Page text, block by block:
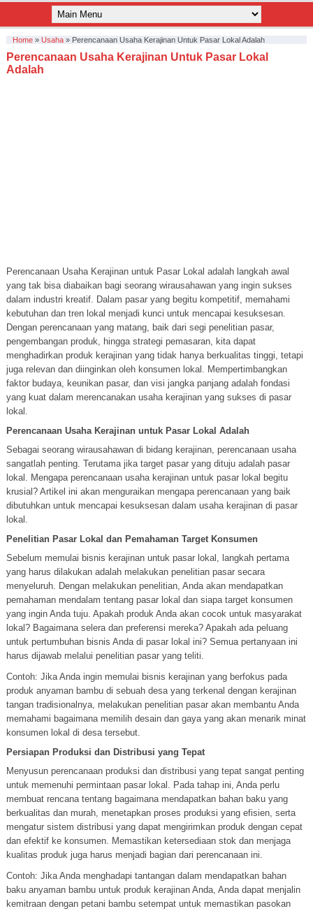
Home» Usaha» Perencanaan Usaha Kerajinan Untuk Pasar Lokal Adalah
Perencanaan Usaha Kerajinan Untuk Pasar Lokal
Adalah
Perencanaan Usaha Kerajinan untuk Pasar Lokal adalah langkah awal
yang tak bisa diabaikan bagi seorang wirausahawan yang ingin sukses
dalam industri kreatif. Dalam pasar yang begitu kompetitif, memahami
kebutuhan dan tren lokal menjadi kunci untuk mencapai kesuksesan.
Dengan perencanaan yang matang, baik dari segi penelitian pasar,
pengembangan produk, hingga strategi pemasaran, kita dapat
menghadirkan produk kerajinan yang tidak hanya berkualitas tinggi, tetapi
juga relevan dan diinginkan oleh konsumen lokal. Mempertimbangkan
faktor budaya, keunikan pasar, dan visi jangka panjang adalah fondasi
yang kuat dalam merencanakan usaha kerajinan yang sukses di pasar
lokal.
Perencanaan Usaha Kerajinan untuk Pasar Lokal Adalah
Sebagai seorang wirausahawan di bidang kerajinan, perencanaan usaha
sangatlah penting. Terutama jika target pasar yang dituju adalah pasar
lokal. Mengapa perencanaan usaha kerajinan untuk pasar lokal begitu
krusial? Artikel ini akan menguraikan mengapa perencanaan yang baik
dibutuhkan untuk mencapai kesuksesan dalam usaha kerajinan di pasar
lokal.
Penelitian Pasar Lokal dan Pemahaman Target Konsumen
Sebelum memulai bisnis kerajinan untuk pasar lokal, langkah pertama
yang harus dilakukan adalah melakukan penelitian pasar secara
menyeluruh. Dengan melakukan penelitian, Anda akan mendapatkan
pemahaman mendalam tentang pasar lokal dan siapa target konsumen
yang ingin Anda tuju. Apakah produk Anda akan cocok untuk masyarakat
lokal? Bagaimana selera dan preferensi mereka? Apakah ada peluang
untuk pertumbuhan bisnis Anda di pasar lokal ini? Semua pertanyaan ini
harus dijawab melalui penelitian pasar yang teliti.
Contoh: Jika Anda ingin memulai bisnis kerajinan yang berfokus pada
produk anyaman bambu di sebuah desa yang terkenal dengan kerajinan
tangan tradisionalnya, melakukan penelitian pasar akan membantu Anda
memahami bagaimana memilih desain dan gaya yang akan menarik minat
konsumen lokal di desa tersebut.
Persiapan Produksi dan Distribusi yang Tepat
Menyusun perencanaan produksi dan distribusi yang tepat sangat penting
untuk memenuhi permintaan pasar lokal. Pada tahap ini, Anda perlu
membuat rencana tentang bagaimana mendapatkan bahan baku yang
berkualitas dan murah, menetapkan proses produksi yang efisien, serta
mengatur sistem distribusi yang dapat mengirimkan produk dengan cepat
dan efektif ke konsumen. Memastikan ketersediaan stok dan menjaga
kualitas produk juga harus menjadi bagian dari perencanaan ini.
Contoh: Jika Anda menghadapi tantangan dalam mendapatkan bahan
baku anyaman bambu untuk produk kerajinan Anda, Anda dapat menjalin
kemitraan dengan petani bambu setempat untuk memastikan pasokan